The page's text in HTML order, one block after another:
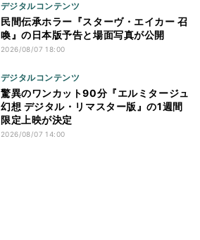
デジタルコンテンツ
民間伝承ホラー『スターヴ・エイカー 召
喚』の日本版予告と場面写真が公開
2026/08/07 18:00
デジタルコンテンツ
驚異のワンカット90分『エルミタージュ
幻想 デジタル・リマスター版』の1週間
限定上映が決定
2026/08/07 14:00